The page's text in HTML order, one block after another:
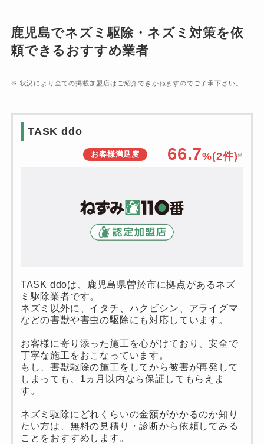
鹿児島でネズミ駆除・ネズミ対策を依
頼できるおすすめ業者
※ 状況により全ての掲載加盟店はご紹介できかねますのでご了承下さい。
TASK ddo
お客様満足度 66.7%(2件) ※
TASK ddoは、鹿児島県曽於市に拠点があるネズ
ミ駆除業者です。
ネズミ以外に、イタチ、ハクビシン、アライグマ
などの害獣や害虫の駆除にも対応しています。
お客様に寄り添った施工を心がけており、安全で
丁寧な施工をおこなっています。
もし、害獣駆除の施工をしてから被害が再発して
しまっても、1ヵ月以内なら保証してもらえま
す。
ネズミ駆除にどれくらいの金額がかかるのか知り
たい方は、無料の見積り・診断から依頼してみる
ことをおすすめします。